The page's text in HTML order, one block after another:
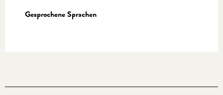
Gesprochene Sprachen
Gesprochene Sprachen